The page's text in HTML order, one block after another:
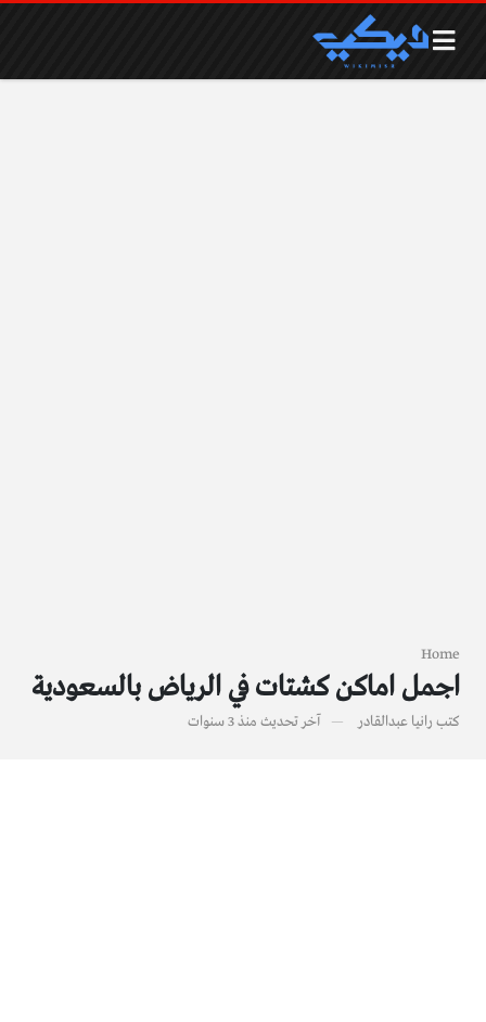
Home
اجمل اماكن كشتات في الرياض بالسعودية
كتب رانيا عبدالقادر آخر تحديث منذ 3 سنوات